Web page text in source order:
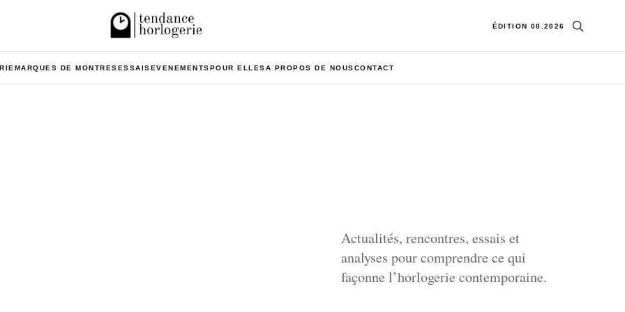
ÉDITION 08.2026 Ouvrir la
MARQUES DE MONTRESESSAISEVENEMENTSPOUR ELLESA PROPOS DE NOUSCONTACT
Actualités, rencontres, essais et
analyses pour comprendre ce qui
façonne l’horlogerie contemporaine.